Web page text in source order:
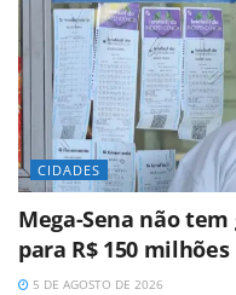
CIDADES
Mega-Sena não
para R$ 150 milhões
5 DE AGOSTO DE 2026